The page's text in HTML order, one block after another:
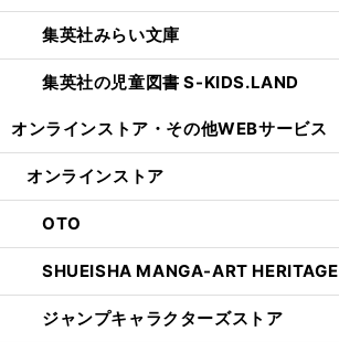
集英社みらい文庫
集英社の児童図書 S-KIDS.LAND
オンラインストア・ その他WEBサービス
オンラインストア
OTO
SHUEISHA MANGA-ART HERITAGE
ジャンプキャラクターズストア